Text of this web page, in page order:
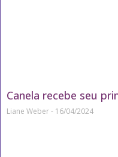
Canela recebe seu
Liane Weber 16/04/2024